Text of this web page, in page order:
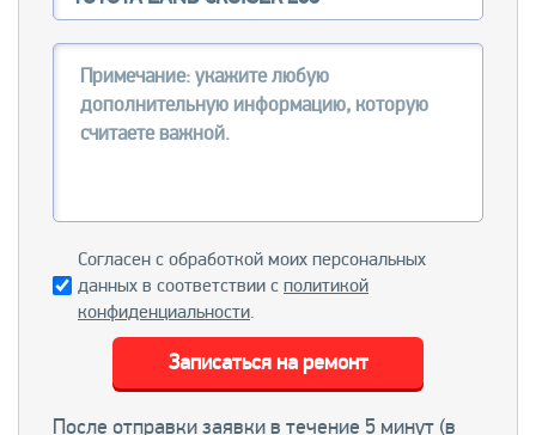
Согласен с обработкой моих персональных
данных в соответствии с политикой
конфиденциальности.
После отправки заявки в течение 5 минут (в
Записаться на ремонт